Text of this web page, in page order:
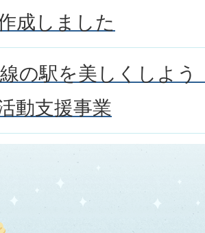
成しました
の駅を美しくしよ
動支援事業